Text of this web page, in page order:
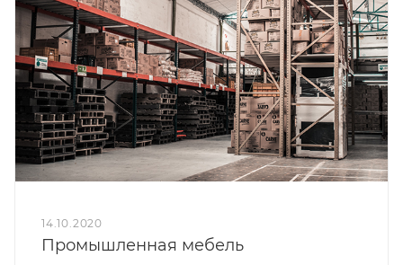
14.10.2020
Промышленная мебель